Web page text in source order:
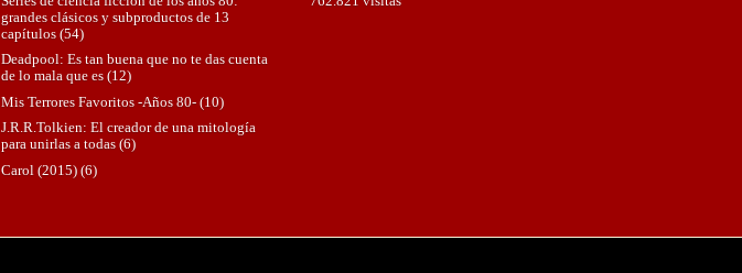
grandes clásicos y subproductos de 13
capítulos(54)
Deadpool: Es tan buena que no te das cuenta
de lo mala que es(12)
Mis Terrores Favoritos -Años 80-(10)
J.R.R.Tolkien: El creador de una mitología
para unirlas a todas(6)
Carol (2015)(6)